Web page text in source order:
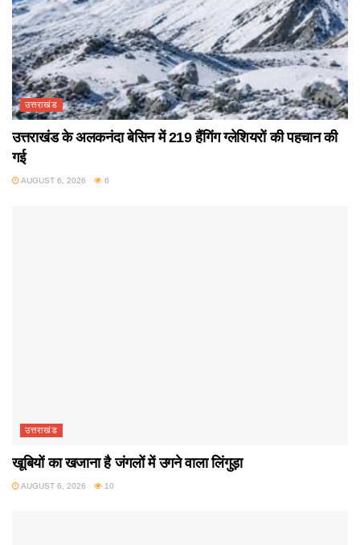
उत्तराखंड
उत्तराखंड के अलकनंदा बेसिन में 219 हैंगिंग ग्लेशियरों की पहचान की
गई
AUGUST 6, 2026 6
उत्तराखंड
खूबियों का खजाना है जंगलों में उगने वाला लिंगुड़ा
AUGUST 6, 2026 10